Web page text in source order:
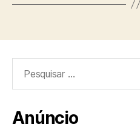
por:
Anúncio